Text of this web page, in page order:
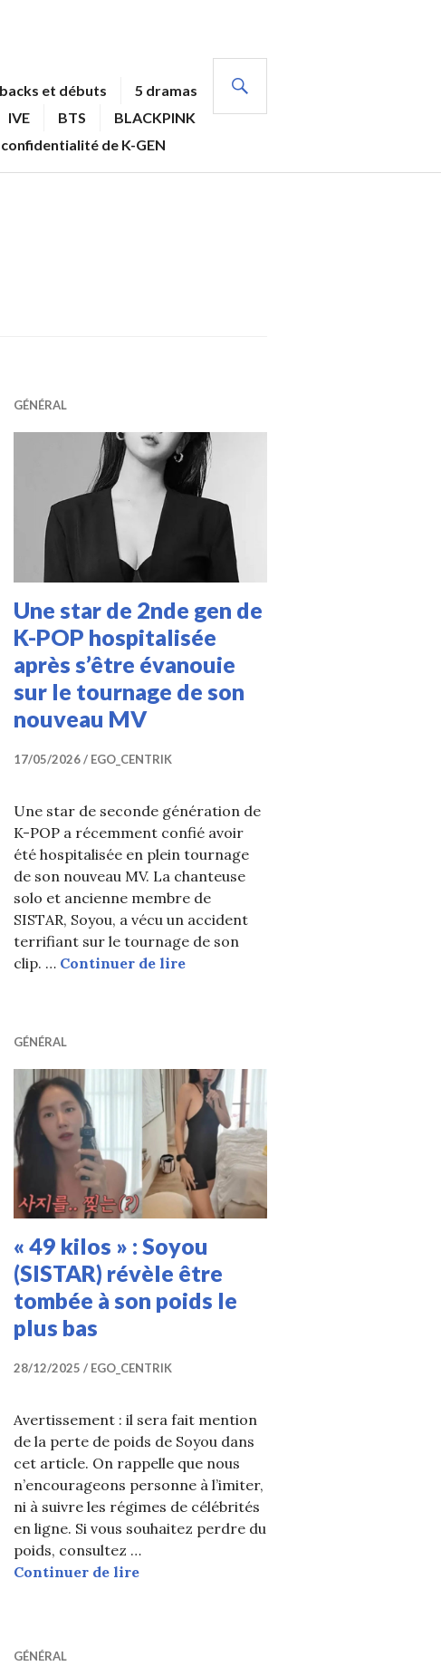
et débuts
5 dramas
IVE BTS
BLACKPINK
de K-GEN
gen de K-POP revient sur sa controverse disant qu’elle
GÉNÉRAL
Une star de 2nde gen de
K-POP hospitalisée
après s’être évanouie
sur le tournage de son
nouveau MV
17/05/2026 EGO_CENTRIK
Une star de seconde génération de
K-POP a récemment confié avoir
été hospitalisée en plein tournage
de son nouveau MV. La chanteuse
solo et ancienne membre de
SISTAR, Soyou, a vécu un accident
terrifiant sur le tournage de son
clip. … Continuer de lireUne star de 2nde gen de K-POP
par les mots d’une star de K-POP
révèle avoir perdu 20 kg en six mois
GÉNÉRAL
« 49 kilos » : Soyou
(SISTAR) révèle être
tombée à son poids le
plus bas
28/12/2025 EGO_CENTRIK
Avertissement : il sera fait mention
de la perte de poids de Soyou dans
cet article. On rappelle que nous
n’encourageons personne à l’imiter,
ni à suivre les régimes de célébrités
en ligne. Si vous souhaitez perdre du
poids, consultez …
Continuer de lire« 49 kilos » : Soyou (SISTAR) révèle être
GÉNÉRAL